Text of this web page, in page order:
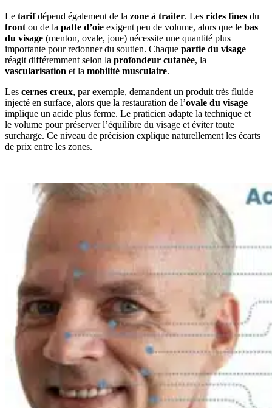
Le tarifdépend également de la zone à traiter. Les rides fines du
front ou de la patte d’oie exigent peu de volume, alors que le bas
du visage (menton, ovale, joue) nécessite une quantité plus
importante pour redonner du soutien. Chaque partie du visage
réagit différemment selon la profondeur cutanée, la
vascularisation et la mobilité musculaire.
Les cernes creux, par exemple, demandent un produit très fluide
injecté en surface, alors que la restauration de l’ovale du visage
implique un acide plus ferme. Le praticien adapte la technique et
le volume pour préserver l’équilibre du visage et éviter toute
surcharge. Ce niveau de précision explique naturellement les écarts
de prix entre les zones.